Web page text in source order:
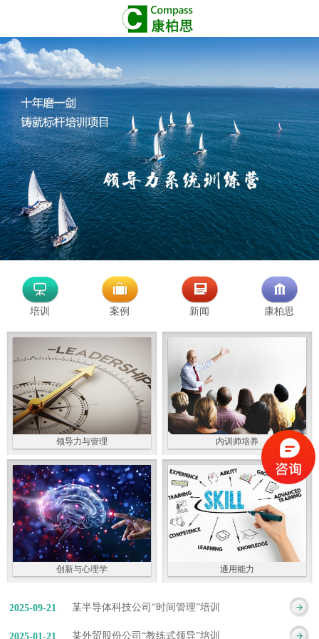
培训 案例 新闻 康柏思
领导力与管理 内训师培养
创新与心理学 通用能力
某半导体科技公司“时间管理”培训
2025-09-21
某外贸股份公司“教练式领导”培训
2025-01-21